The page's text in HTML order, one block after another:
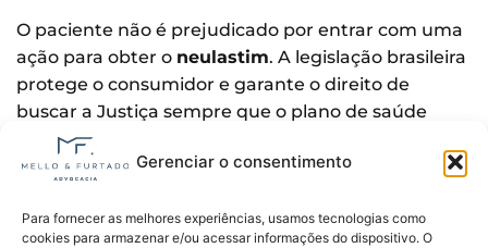
Gerenciar o consentimento
Para fornecer as melhores experiências, usamos tecnologias como
cookies para armazenar e/ou acessar informações do dispositivo. O
O paciente não é prejudicado por entrar com uma
ação para obter o neulastim. A legislação brasileira
protege o consumidor e garante o direito de
buscar a Justiça sempre que o plano de saúde
descumpre suas obrigações. Assim, a operadora
não pode cancelar o contrato, aumentar
tipo de represália por causa da ação judicial.